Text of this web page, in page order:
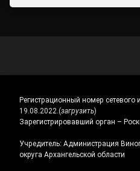
Регистрационный номер сетевого
19.08.2022.(загрузить)
Зарегистрировавший орган –
Учредитель: Администрация
округа Архангельской области